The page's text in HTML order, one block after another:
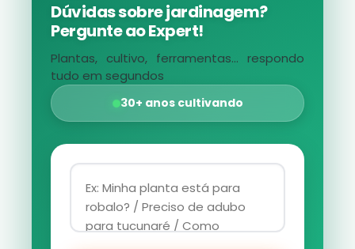
Dúvidas sobre jardinagem?
Pergunte ao Expert!
Plantas, cultivo, ferramentas... respondo
tudo em segundos
30+ anos cultivando